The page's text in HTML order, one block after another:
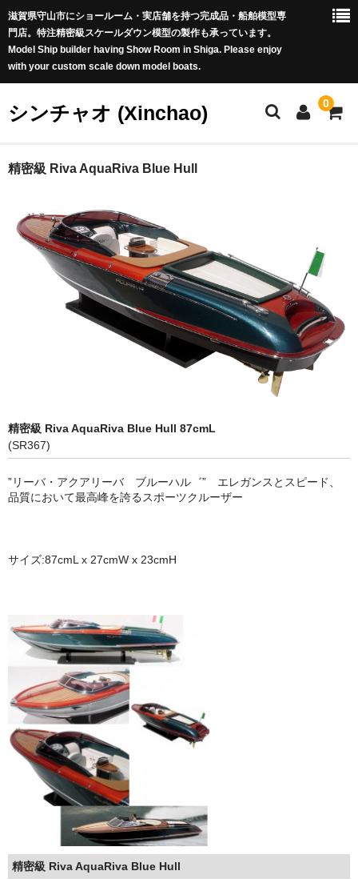
滋賀県守山市にショールーム・実店舗を持つ完成品・船舶模型専
門店。特注精密級スケールダウン模型の製作も承っています。
Model Ship builder having Show Room in Shiga. Please enjoy
with your custom scale down model boats.
シンチャオ (Xinchao) 0
ホーム
新商品 (New Arrivals)
世界の帆船 (Famous Tall Ships worldwide)
豪華客船 (Luxury Liners)
戦艦 (Battle Ships)
ヨット (Classic Yachts, Modern Yachts)
ボトルシップ （Bottle Ships)
アクセサリー (Marine Accessories)
タンカー・タグボート (Oil Tankers Tugboats)
ラジコン仕様 (Boats for RC)
特商法に基づく表示 (Specified Commercial Transaction Law)
ショップ紹介 (Information of Xinchao )
お問い合わせ (Contact us for Question)
よくあるお問い合わせ (FAQ)
お便り紹介
精密級 Riva AquaRiva Blue Hull
精密級 Riva AquaRiva Blue Hull 87cmL
(SR367)
”リーバ・アクアリーバ ブルーハル゛” エレガンスとスピード、
品質において最高峰を誇るスポーツクルーザー
サイズ:87cmL x 27cmW x 23cmH
精密級 Riva AquaRiva Blue Hull